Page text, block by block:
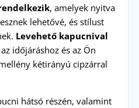
, amelyek nyitva
lehetővé, és stílust
Levehető kapucnival
időjáráshoz és az Ön
kétirányú cipzárral
hátsó részén, valamint